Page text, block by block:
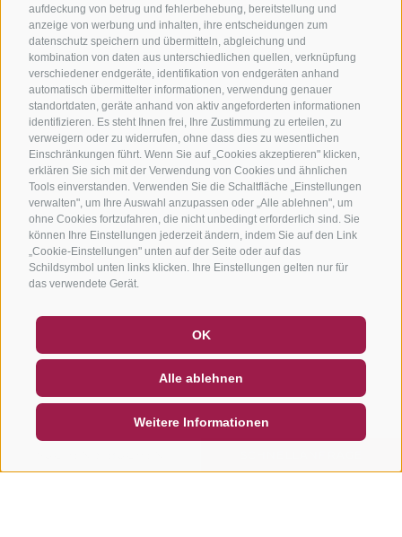
aufdeckung von betrug und fehlerbehebung, bereitstellung und
anzeige von werbung und inhalten, ihre entscheidungen zum
datenschutz speichern und übermitteln, abgleichung und
kombination von daten aus unterschiedlichen quellen, verknüpfung
verschiedener endgeräte, identifikation von endgeräten anhand
automatisch übermittelter informationen, verwendung genauer
standortdaten, geräte anhand von aktiv angeforderten informationen
identifizieren. Es steht Ihnen frei, Ihre Zustimmung zu erteilen, zu
verweigern oder zu widerrufen, ohne dass dies zu wesentlichen
Einschränkungen führt. Wenn Sie auf „Cookies akzeptieren" klicken,
erklären Sie sich mit der Verwendung von Cookies und ähnlichen
Tools einverstanden. Verwenden Sie die Schaltfläche „Einstellungen
verwalten", um Ihre Auswahl anzupassen oder „Alle ablehnen", um
ohne Cookies fortzufahren, die nicht unbedingt erforderlich sind. Sie
können Ihre Einstellungen jederzeit ändern, indem Sie auf den Link
„Cookie-Einstellungen" unten auf der Seite oder auf das
Schildsymbol unten links klicken. Ihre Einstellungen gelten nur für
das verwendete Gerät.
OK
Alle ablehnen
Weitere Informationen
NEWSLETTER
SOCIAL WALL WETTER